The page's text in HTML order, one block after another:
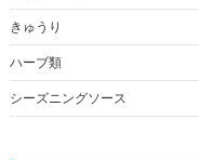
きゅうり
ハーブ類
シーズニングソース